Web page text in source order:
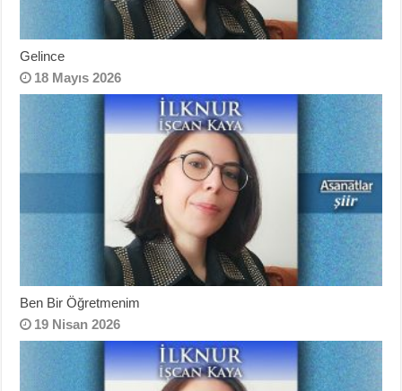
Gelince
18 Mayıs 2026
Ben Bir Öğretmenim
19 Nisan 2026